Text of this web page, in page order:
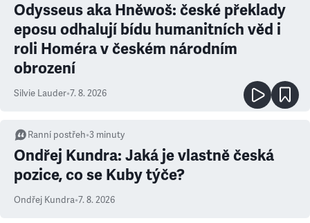
Odysseus aka Hněwoš: české překlady
eposu odhalují bídu humanitních věd i
roli Homéra v českém národním
obrození
Silvie Lauder•7. 8. 2026
Ranní postřeh•3 minuty
Ondřej Kundra: Jaká je vlastně česká
pozice, co se Kuby týče?
Ondřej Kundra•7. 8. 2026